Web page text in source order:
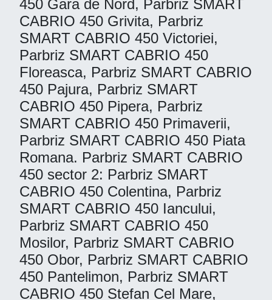
450 Gara de Nord, Parbriz SMART
CABRIO 450 Grivita, Parbriz
SMART CABRIO 450 Victoriei,
Parbriz SMART CABRIO 450
Floreasca, Parbriz SMART CABRIO
450 Pajura, Parbriz SMART
CABRIO 450 Pipera, Parbriz
SMART CABRIO 450 Primaverii,
Parbriz SMART CABRIO 450 Piata
Romana. Parbriz SMART CABRIO
450 sector 2: Parbriz SMART
CABRIO 450 Colentina, Parbriz
SMART CABRIO 450 Iancului,
Parbriz SMART CABRIO 450
Mosilor, Parbriz SMART CABRIO
450 Obor, Parbriz SMART CABRIO
450 Pantelimon, Parbriz SMART
CABRIO 450 Stefan Cel Mare,